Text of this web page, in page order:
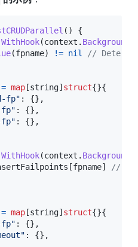
( )
{
WithHook(context . Background
(fpname) != nil
//
map [string] struct{}{
fp" : {} ,
: {} ,
fp" : {} ,
WithHook(context . Background
[fpname]
//
map [string] struct{}{
: {} ,
: {} ,